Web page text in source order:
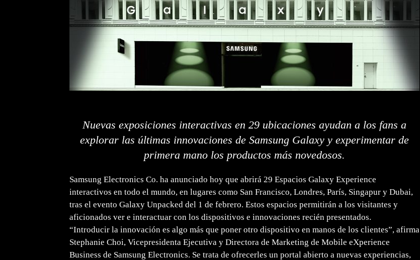
Nuevas exposiciones interactivas en 29 ubicaciones ayudan a los fans a
explorar las últimas innovaciones de Samsung Galaxy y experimentar de
primera mano los productos más novedosos.
Samsung Electronics Co. ha anunciado hoy que abrirá 29 Espacios Galaxy Experience
interactivos en todo el mundo, en lugares como San Francisco, Londres, París, Singapur y Dubai,
tras el evento Galaxy Unpacked del 1 de febrero. Estos espacios permitirán a los visitantes y
aficionados ver e interactuar con los dispositivos e innovaciones recién presentados.
“Introducir la innovación es algo más que poner otro dispositivo en manos de los clientes”, afirma
Stephanie Choi, Vicepresidenta Ejecutiva y Directora de Marketing de Mobile eXperience
Business de Samsung Electronics. Se trata de ofrecerles un portal abierto a nuevas experiencias,